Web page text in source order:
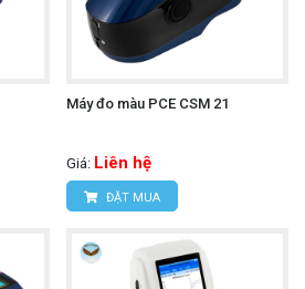
Máy đo màu PCE CSM 21
Giá: Liên hệ
ĐẶT MUA